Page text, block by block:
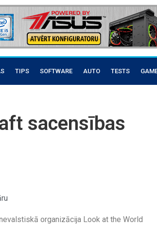
TIPS SOFTWARE AUTO TESTS
sacensības
organizācija Look at the World